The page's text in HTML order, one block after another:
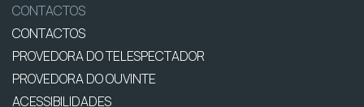
CONTACTOS
CONTACTOS
PROVEDORA DO TELESPECTADOR
PROVEDORA DO OUVINTE
ACESSIBILIDADES